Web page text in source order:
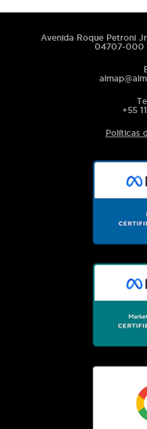
Avenida Roque Petroni
04707-000
+55
Políticas